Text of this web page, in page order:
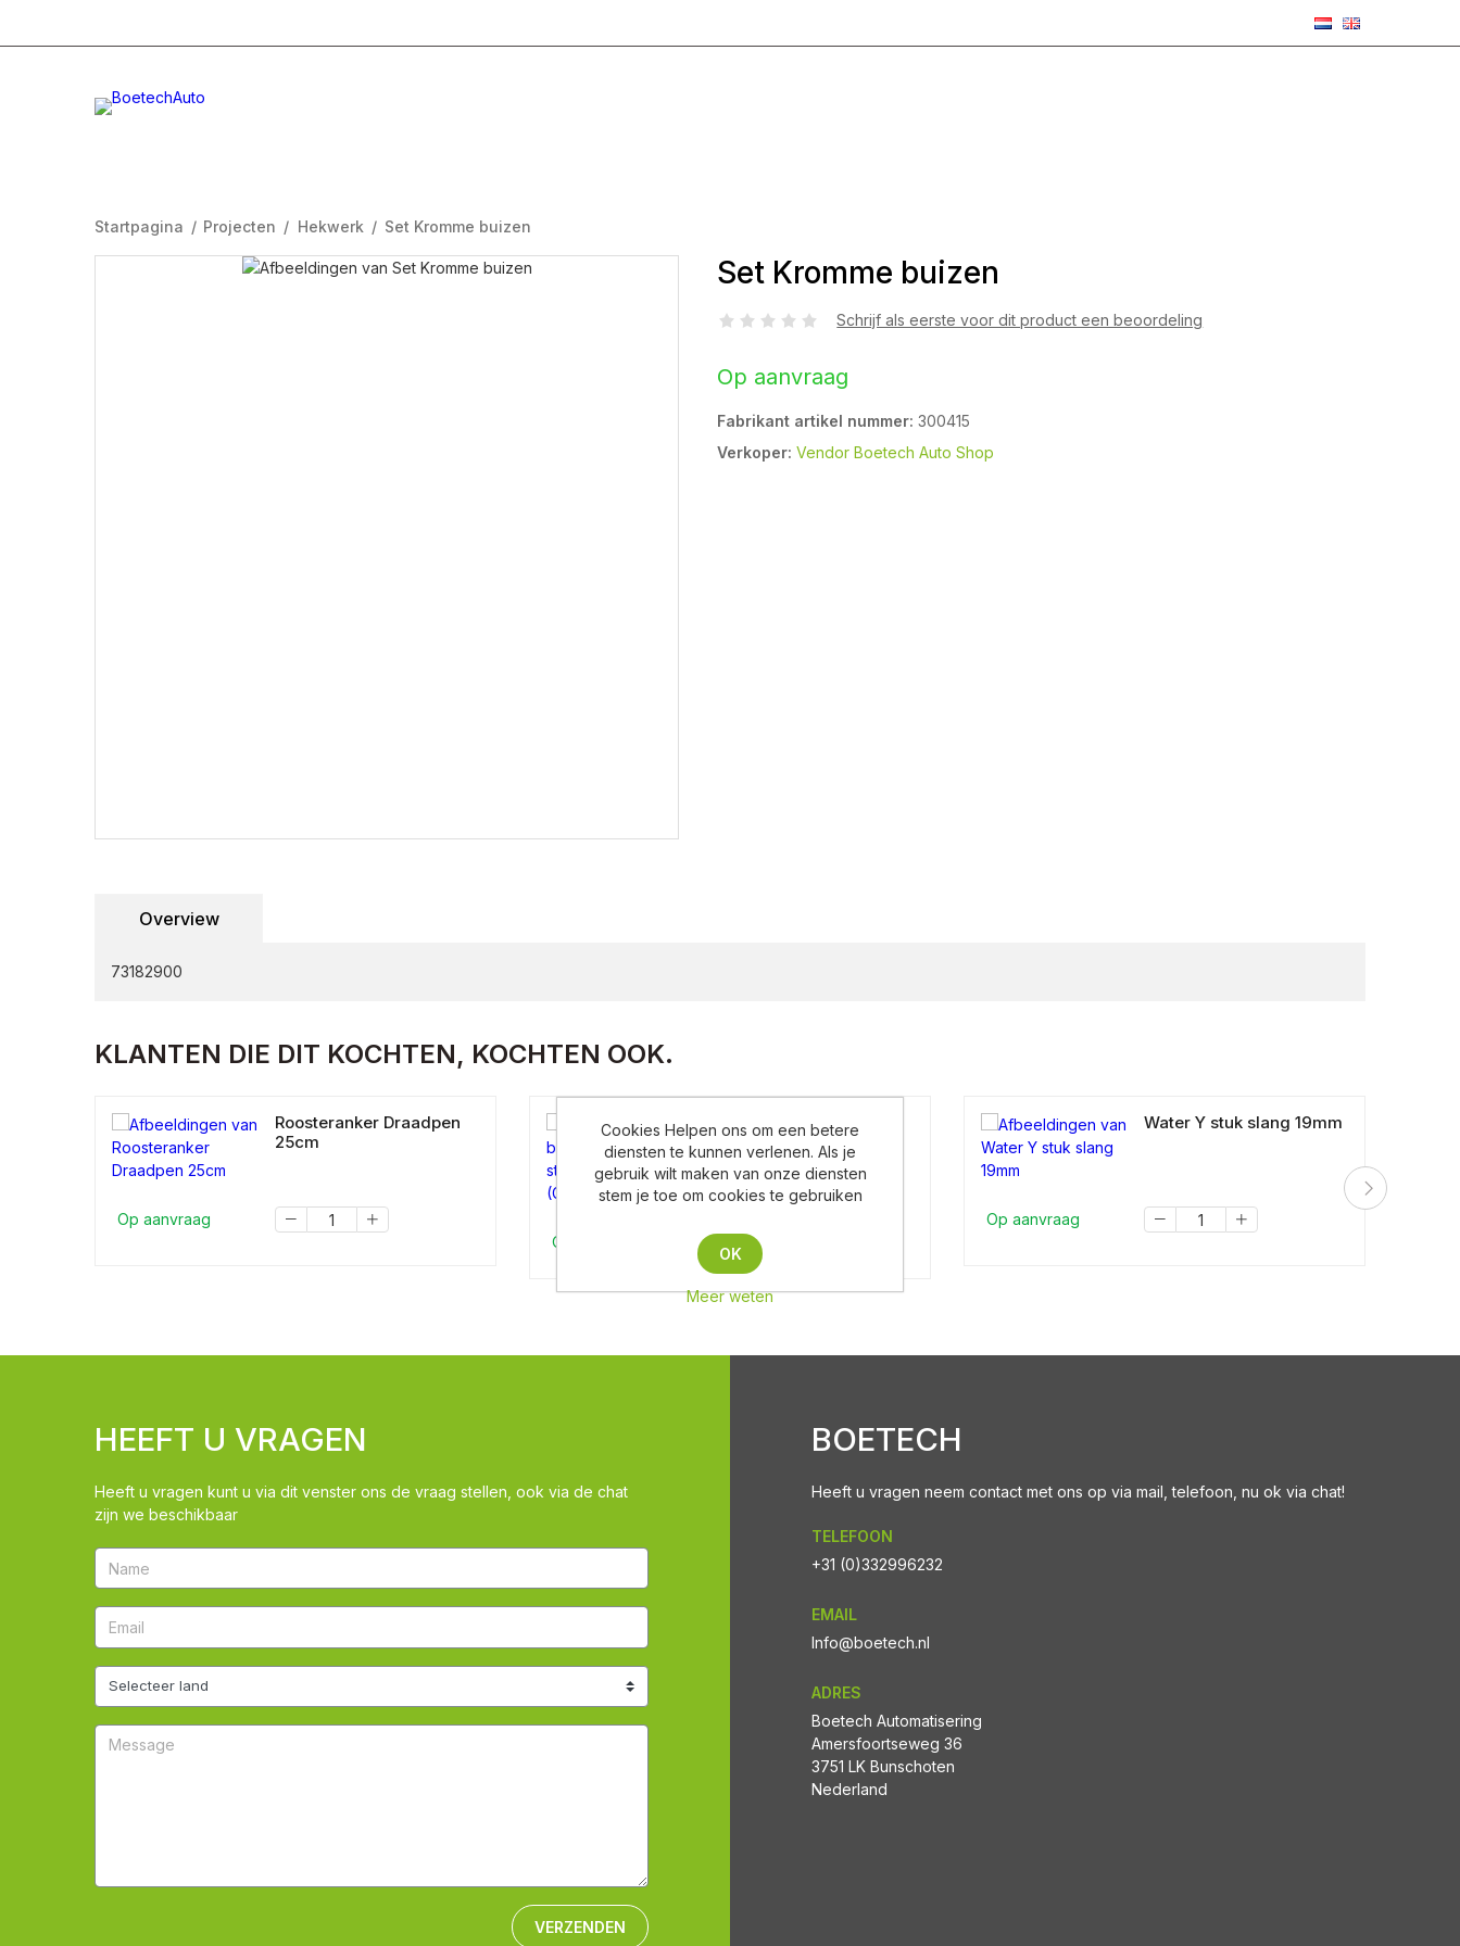
Startpagina / Projecten / Hekwerk / Set Kromme buizen
Set Kromme buizen
Schrijf als eerste voor dit product een beoordeling
Op aanvraag
Fabrikant artikel nummer: 300415
Verkoper: Vendor Boetech Auto Shop
Overview
73182900
KLANTEN DIE DIT KOCHTEN, KOCHTEN OOK.
Op aanvraag
Roosteranker Draadpen
25cm
Op aanvraag
buis incl wartel voor
stroomdraad
(Geïnstalleerd)
Op aanvraag
Water Y stuk slang 19mm
HEEFT U VRAGEN
Heeft u vragen kunt u via dit venster ons de vraag stellen, ook via de chat
zijn we beschikbaar
VERZENDEN
BOETECH
Heeft u vragen neem contact met ons op via mail, telefoon, nu ok via chat!
TELEFOON
+31 (0)332996232
EMAIL
Info@boetech.nl
ADRES
Boetech Automatisering
Amersfoortseweg 36
3751 LK Bunschoten
Nederland
Cookies Helpen ons om een betere
diensten te kunnen verlenen. Als je
gebruik wilt maken van onze diensten
stem je toe om cookies te gebruiken
OK
Meer weten